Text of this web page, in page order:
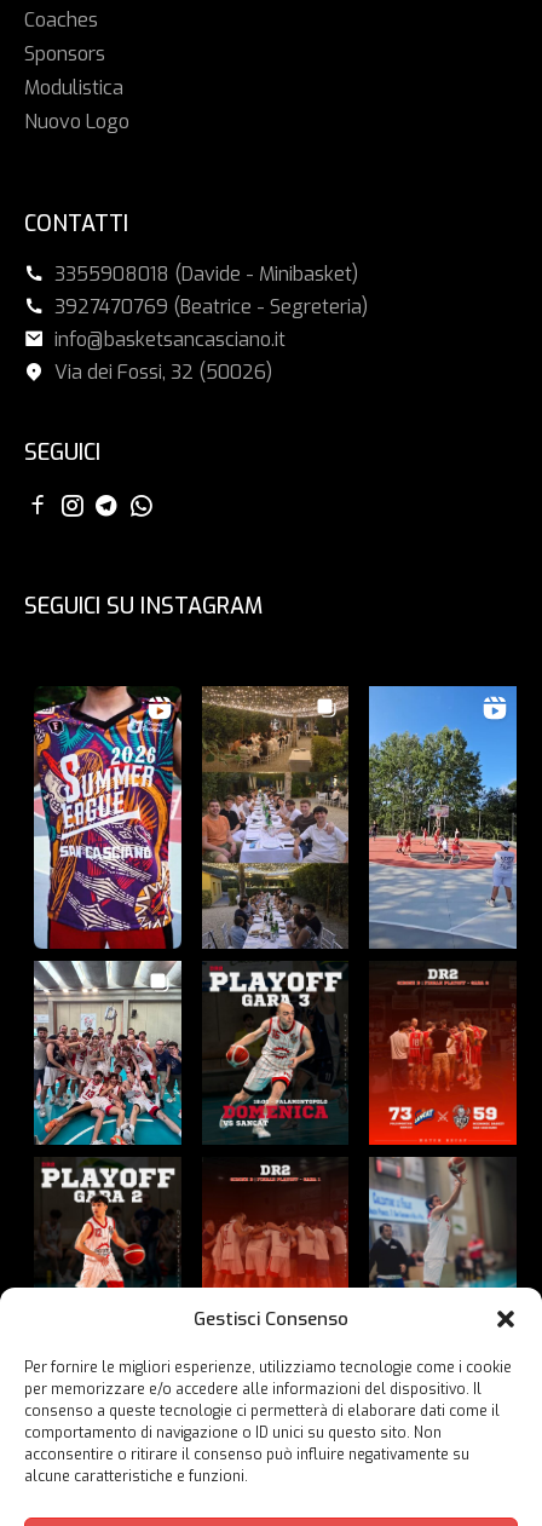
Gestisci Consenso
Per fornire le migliori esperienze, utilizziamo tecnologie come i cookie
per memorizzare e/o accedere alle informazioni del dispositivo. Il
consenso a queste tecnologie ci permetterà di elaborare dati come il
comportamento di navigazione o ID unici su questo sito. Non
acconsentire o ritirare il consenso può influire negativamente su
alcune caratteristiche e funzioni.
Coaches
Sponsors
Modulistica
Nuovo Logo
CONTATTI
3355908018 (Davide - Minibasket)
3927470769 (Beatrice - Segreteria)
info@basketsancasciano.it
Via dei Fossi, 32 (50026)
SEGUICI
SEGUICI SU INSTAGRAM
Guarda su Instagram